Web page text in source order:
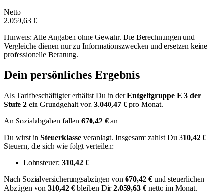
Netto
2.059,63 €
Hinweis: Alle Angaben ohne Gewähr. Die Berechnungen und
Vergleiche dienen nur zu Informationszwecken und ersetzen keine
professionelle Beratung.
Dein persönliches Ergebnis
Als Tarifbeschäftigter erhältst Du in derEntgeltgruppe E 3 der
Stufe 2 ein Grundgehalt von 3.040,47 € pro Monat.
An Sozialabgaben fallen 670,42 € an.
Du wirst in Steuerklasse veranlagt. Insgesamt zahlst Du 310,42 €
Steuern, die sich wie folgt verteilen:
Lohnsteuer: 310,42 €
Nach Sozialversicherungsabzügen von 670,42 € und steuerlichen
Abzügen von 310,42 € bleiben Dir2.059,63 € netto im Monat.